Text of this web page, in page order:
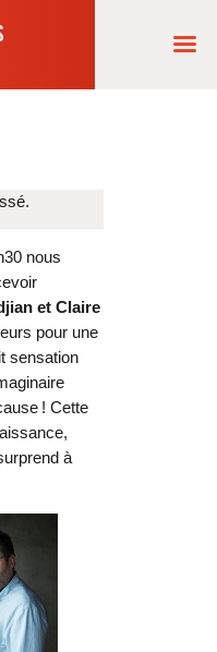
nous
et Claire
pour une
sensation
! Cette
à